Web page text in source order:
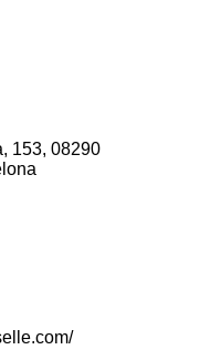
153, 08290